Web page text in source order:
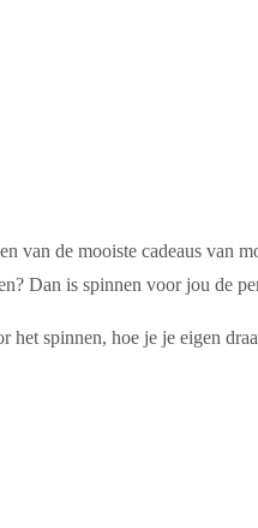
de mooiste cadeaus van
Dan is spinnen voor jou de
het spinnen, hoe je je eigen